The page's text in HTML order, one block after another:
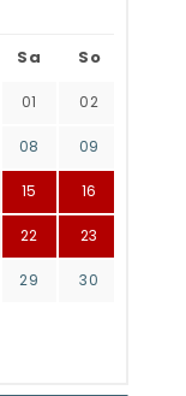
Sa So
01 02
08 09
15 16
22 23
29 30